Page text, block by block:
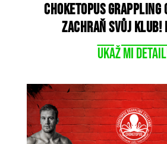
CHOKETOPUS GRAPPLING
ZACHRAŇ SVŮJ
Ukaž mi